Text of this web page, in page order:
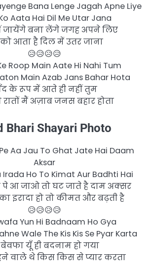
Bana Lenge Jagah Apne Liye
Aata Hai Dil Me Utar Jana
जायेंगे बना लेंगे जगह अपने लिए
आता है दिल में उतर जाना
😥😥😥😥
Roop Main Aate Hi Nahi Tum
Main Azab Jans Bahar Hota
के रूप में आते ही नहीं तुम
मैं अज़ाब जनस बहार होता
Bhari Shayari Photo
Aa Jau To Ghat Jate Hai Daam
Aksar
Irada Ho To Kimat Aur Badhti Hai
आ जाओ तो घट जाते है दाम अक्सर
इरादा हो तो कीमत और बढ़ती है
😥😥😥😥
Yun Hi Badnaam Ho Gya
Wale The Kis Kis Se Pyar Karta
यूँ ही बदनाम हो गया
वाले थे किस किस से प्यार करता